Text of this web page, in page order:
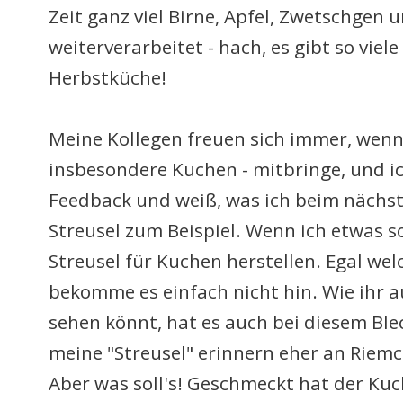
Zeit ganz viel Birne, Apfel, Zwetschgen
weiterverarbeitet - hach, es gibt so
Herbstküche!
Meine Kollegen freuen sich immer,
insbesondere Kuchen - mitbringe, und
Feedback und weiß, was ich beim
Streusel zum Beispiel. Wenn ich etwas
Streusel für Kuchen herstellen. Egal
bekomme es einfach nicht hin. Wie ihr
sehen könnt, hat es auch bei diesem
meine "Streusel" erinnern eher an
Aber was soll's! Geschmeckt hat der